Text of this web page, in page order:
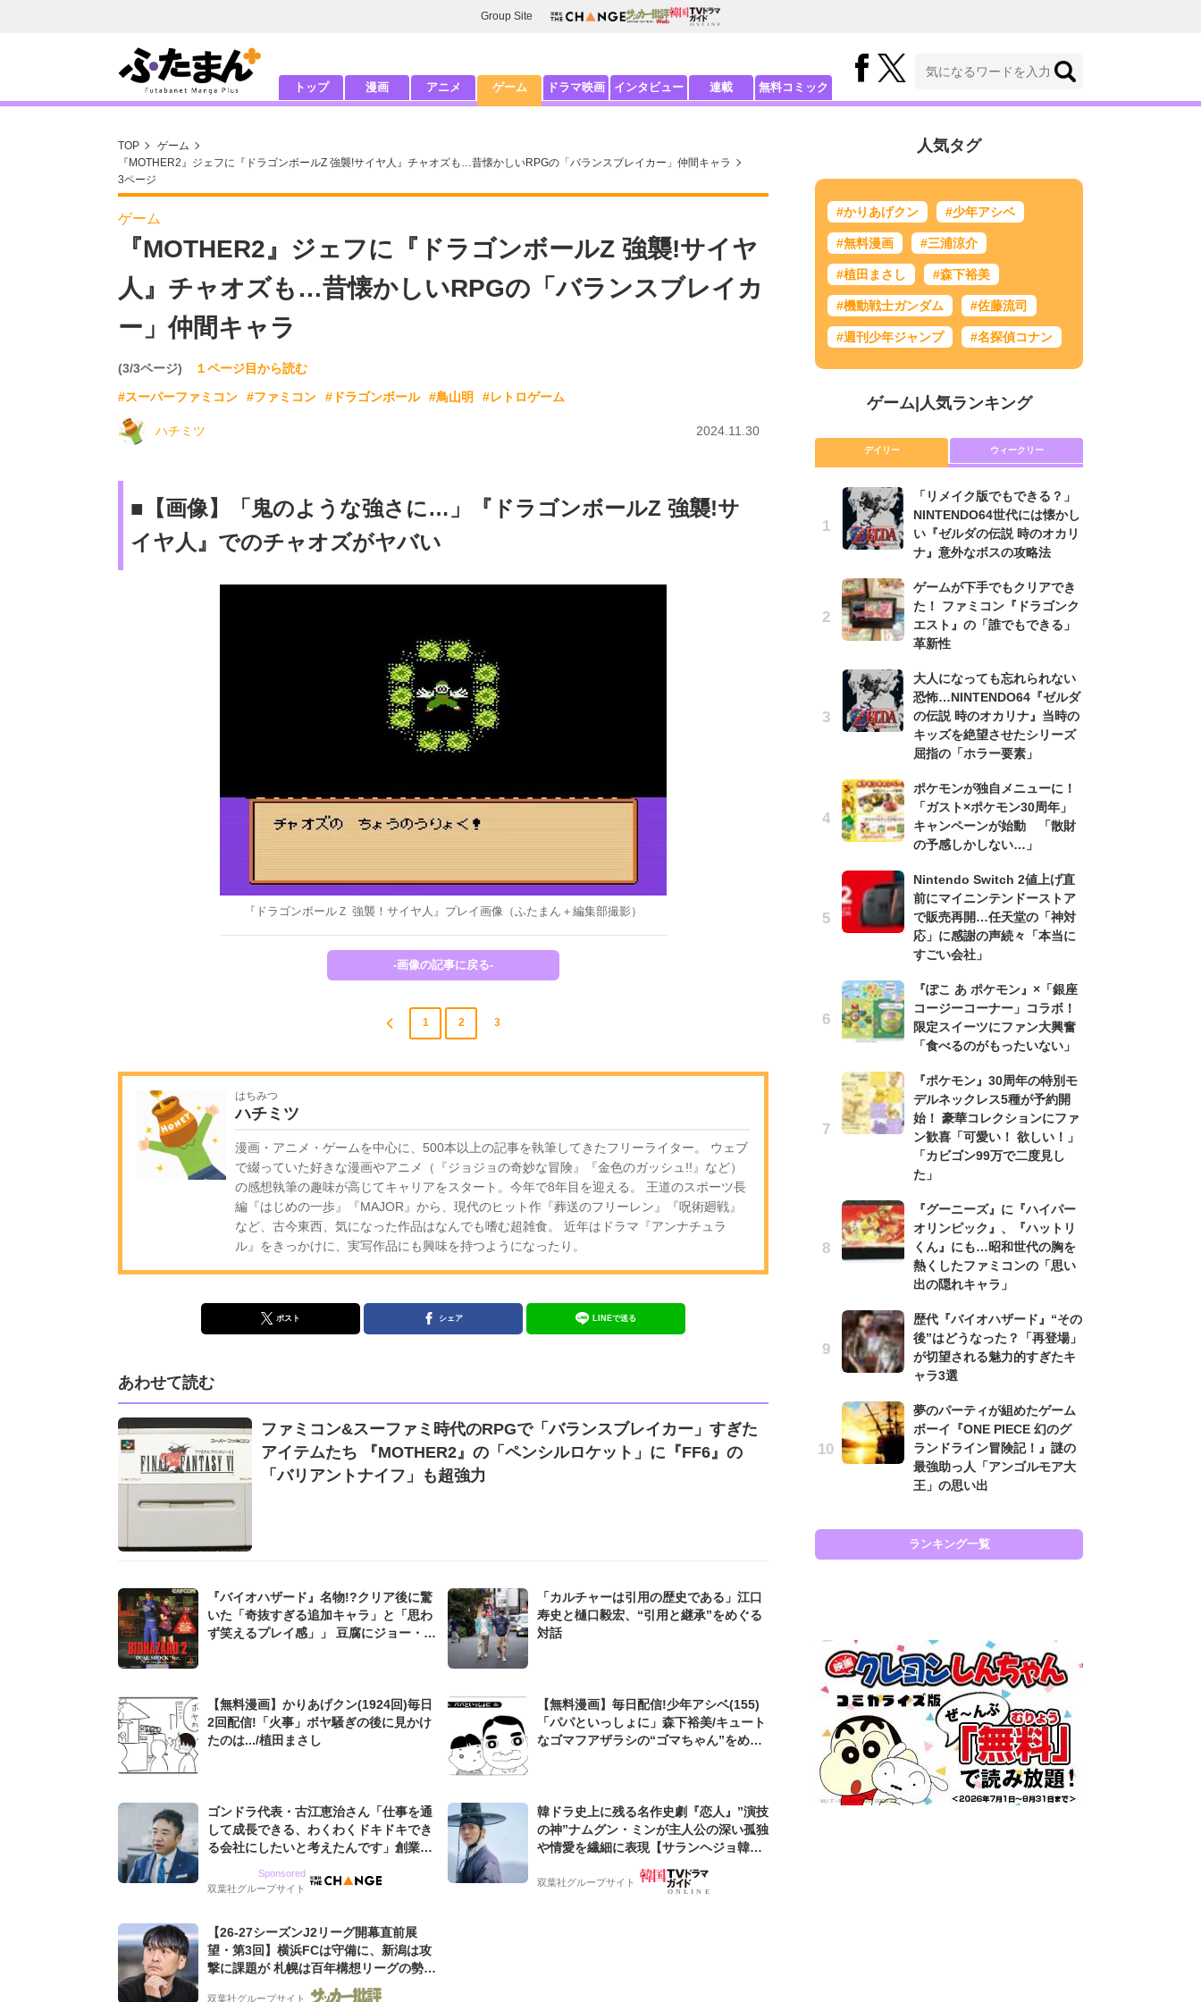
Group Site
トップ 漫画 アニメ ゲーム ドラマ映画 インタビュー 連載 無料コミック
TOP
ゲーム
『MOTHER2』ジェフに『ドラゴンボールZ 強襲!サイヤ人』チャオズも…昔懐かしいRPGの「バランスブレイカー」仲間キャラ
3ページ
ゲーム
『MOTHER2』ジェフに『ドラゴンボールZ 強襲!サイヤ
人』チャオズも…昔懐かしいRPGの「バランスブレイカ
ー」仲間キャラ
(3/3ページ)
１ページ目から読む
#スーパーファミコン
#ファミコン #ドラゴンボール #鳥山明 #レトロゲーム
ハチミツ 2024.11.30
■【画像】「鬼のような強さに…」『ドラゴンボールZ 強襲!サ
イヤ人』でのチャオズがヤバい
『ドラゴンボールＺ 強襲！サイヤ人』プレイ画像（ふたまん＋編集部撮影）
-画像の記事に戻る-
1 2 3
はちみつ
ハチミツ
漫画・アニメ・ゲームを中心に、500本以上の記事を執筆してきたフリーライター。 ウェブ
で綴っていた好きな漫画やアニメ（『ジョジョの奇妙な冒険』『金色のガッシュ!!』など）
の感想執筆の趣味が高じてキャリアをスタート。今年で8年目を迎える。 王道のスポーツ長
編『はじめの一歩』『MAJOR』から、現代のヒット作『葬送のフリーレン』『呪術廻戦』
など、古今東西、気になった作品はなんでも嗜む超雑食。 近年はドラマ『アンナチュラ
ル』をきっかけに、実写作品にも興味を持つようになったり。
ポスト シェア LINEで送る
あわせて読む
ファミコン&スーファミ時代のRPGで「バランスブレイカー」すぎた
アイテムたち 『MOTHER2』の「ペンシルロケット」に『FF6』の
「バリアントナイフ」も超強力
『バイオハザード』名物!?クリア後に驚
いた「奇抜すぎる追加キャラ」と「思わ
ず笑えるプレイ感」」 豆腐にジョー・ベ
「カルチャーは引用の歴史である」江口
寿史と樋口毅宏、“引用と継承”をめぐる
対話
【無料漫画】かりあげクン(1924回)毎日
2回配信!「火事」ボヤ騒ぎの後に見かけ
たのは.../植田まさし
【無料漫画】毎日配信!少年アシベ(155)
「パパといっしょに」森下裕美/キュート
なゴマフアザラシの“ゴマちゃん”をめぐ
ゴンドラ代表・古江恵治さん「仕事を通
して成長できる、わくわくドキドキでき
る会社にしたいと考えたんです」創業来
グ会社のアイデンティティ
Sponsored
双葉社グループサイト
韓ドラ史上に残る名作史劇『恋人』”演技
の神”ナムグン・ミンが主人公の深い孤独
や情愛を繊細に表現【サランヘジョ韓ド
双葉社グループサイト
【26-27シーズンJ2リーグ開幕直前展
望・第3回】横浜FCは守備に、新潟は攻
撃に課題が 札幌は百年構想リーグの勢い
を維持できるか【戸塚啓のJ2のミカタ】
双葉社グループサイト
人気タグ
#かりあげクン #少年アシベ
#無料漫画 #三浦涼介
#植田まさし #森下裕美
#機動戦士ガンダム #佐藤流司
#週刊少年ジャンプ #名探偵コナン
ゲーム| 人気ランキング
デイリー ウィークリー
「リメイク版でもできる？」
NINTENDO64世代には懐かし
い『ゼルダの伝説 時のオカリ
ナ』意外なボスの攻略法
ゲームが下手でもクリアでき
た！ ファミコン『ドラゴンク
エスト』の「誰でもできる」
革新性
大人になっても忘れられない
恐怖…NINTENDO64『ゼルダ
の伝説 時のオカリナ』当時の
キッズを絶望させたシリーズ
屈指の「ホラー要素」
ポケモンが独自メニューに！
「ガスト×ポケモン30周年」
キャンペーンが始動 「散財
の予感しかしない…」
Nintendo Switch 2値上げ直
前にマイニンテンドーストア
で販売再開…任天堂の「神対
応」に感謝の声続々「本当に
すごい会社」
『ぽこ あ ポケモン』×「銀座
コージーコーナー」コラボ！
限定スイーツにファン大興奮
「食べるのがもったいない」
『ポケモン』30周年の特別モ
デルネックレス5種が予約開
始！ 豪華コレクションにファ
ン歓喜「可愛い！ 欲しい！」
「カビゴン99万で二度見し
た」
『グーニーズ』に『ハイパー
オリンピック』、『ハットリ
くん』にも…昭和世代の胸を
熱くしたファミコンの「思い
出の隠れキャラ」
歴代『バイオハザード』“その
後”はどうなった？「再登場」
が切望される魅力的すぎたキ
ャラ3選
夢のパーティが組めたゲーム
ボーイ『ONE PIECE 幻のグ
ランドライン冒険記！』謎の
最強助っ人「アンゴルモア大
王」の思い出
ランキング一覧